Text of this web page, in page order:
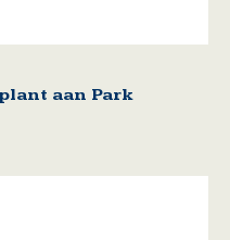
aan Park